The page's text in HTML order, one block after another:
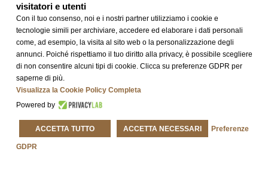
meglio
SCOPRI
DI PIÙ
SCOPRI
DI PIÙ
Bergamo
SCOPRI
DI PIÙ
Informazioni Utili
Check-in:
dalle 14.00
visitatori e utenti
Con il tuo consenso, noi e i nostri partner utilizziamo i cookie e
tecnologie simili per archiviare, accedere ed elaborare i dati personali
come, ad esempio, la visita al sito web o la personalizzazione degli
annunci. Poiché rispettiamo il tuo diritto alla privacy, è possibile scegliere
di non consentire alcuni tipi di cookie. Clicca su preferenze GDPR per
saperne di più.
Visualizza la Cookie Policy Completa
Powered by
ACCETTA TUTTO ACCETTA NECESSARI Preferenze
GDPR